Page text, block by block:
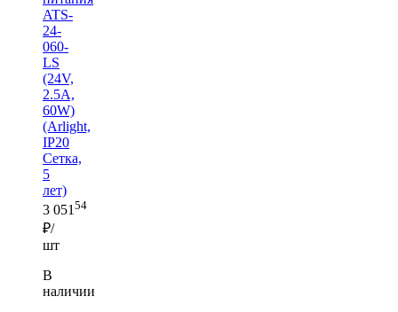
ATS-
24-
060-
LS
(24V,
2.5A,
60W)
(Arlight,
IP20
Сетка,
5
лет)
3 051 54
₽/
шт
В
наличии